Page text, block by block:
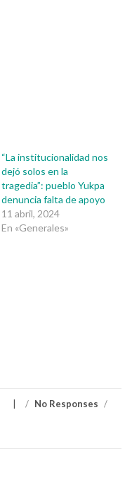
“La institucionalidad nos
dejó solos en la
tragedia”: pueblo Yukpa
denuncia falta de apoyo
11 abril, 2024
En «Generales»
/ No Responses /